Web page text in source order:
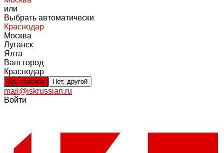
или
Выбрать автоматически
Краснодар
Москва
Луганск
Ялта
Ваш город
Краснодар
Да, спасибо Нет, другой
mail@iskrussian.ru
Войти